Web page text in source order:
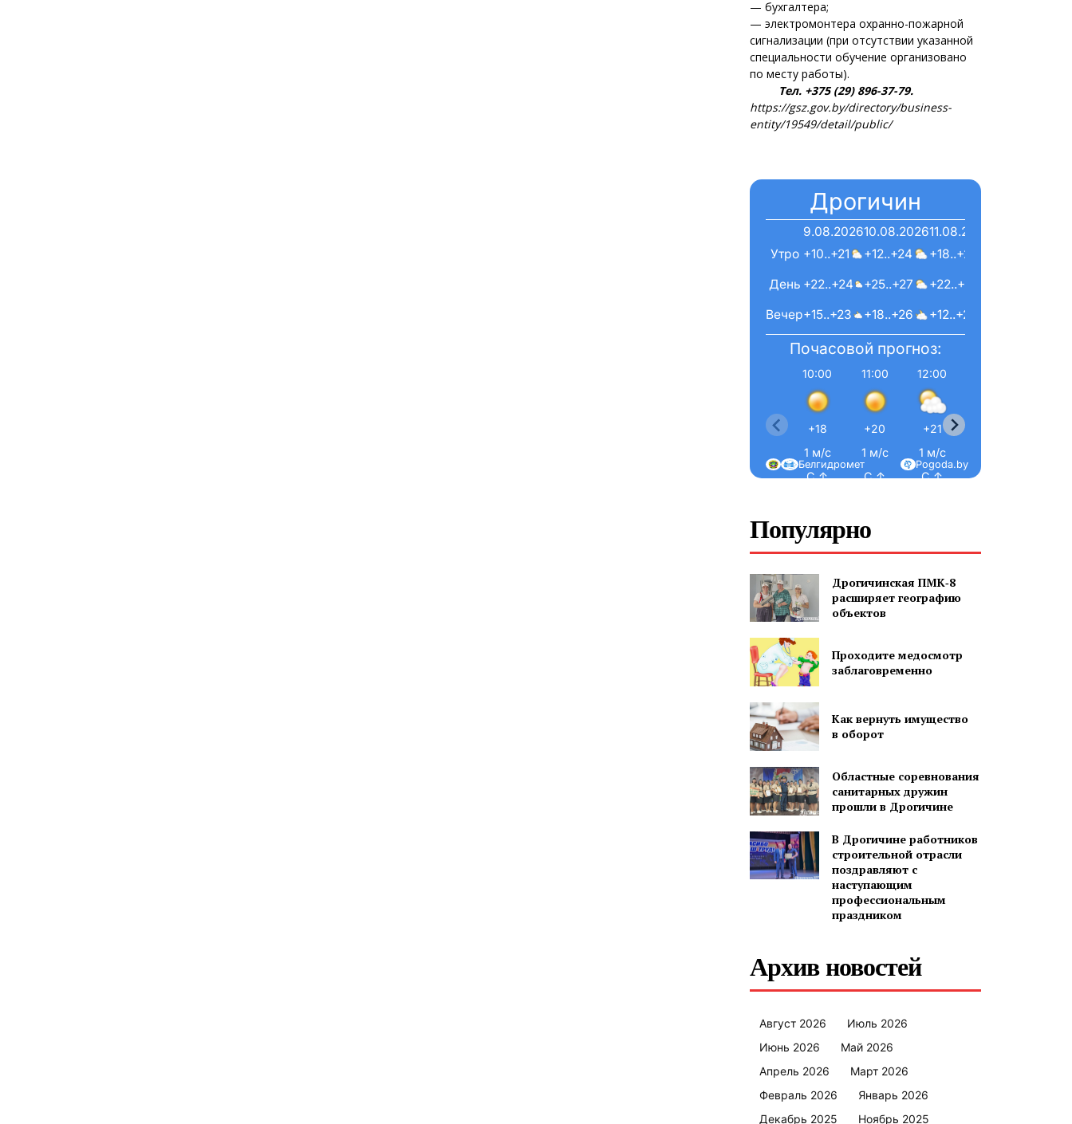
— бухгалтера;
— электромонтера охранно-пожарной
сигнализации (при отсутствии указанной
специальности обучение организовано
по месту работы).
Тел. +375 (29) 896-37-79.
https://gsz.gov.by/directory/business-
entity/19549/detail/public/
Дрогичин
9.08.2026
+10..+21
+22..+24
+15..+23
10.08.2026
+12..+24
+25..+27
+18..+26
11.08.2026
+18..+22
+22..+23
+12..+21
Вечер
День
Утро
Почасовой прогноз:
10:00
+18
1 м/с
С ↑
11:00
+20
1 м/с
С ↑
12:00
+21
1 м/с
С ↑
С ↑
Pogoda.by
Белгидромет
Популярно
Дрогичинская ПМК‑8
расширяет географию
объектов
Проходите медосмотр
заблаговременно
Как вернуть имущество
в оборот
Областные соревнования
санитарных дружин
прошли в Дрогичине
В Дрогичине работников
строительной отрасли
поздравляют с
наступающим
профессиональным
праздником
Архив новостей
Август 2026
Июль 2026
Июнь 2026
Май 2026
Апрель 2026
Март 2026
Февраль 2026
Январь 2026
Декабрь 2025
Ноябрь 2025